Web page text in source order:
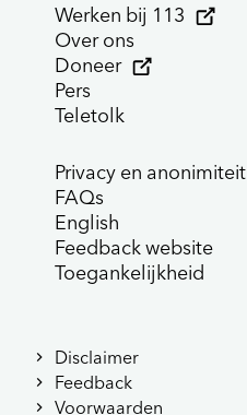
Werken bij 113
Over ons
Doneer
Pers
Teletolk
Privacy en anonimiteit
FAQs
English
Feedback website
Toegankelijkheid
Disclaimer
Feedback
Voorwaarden